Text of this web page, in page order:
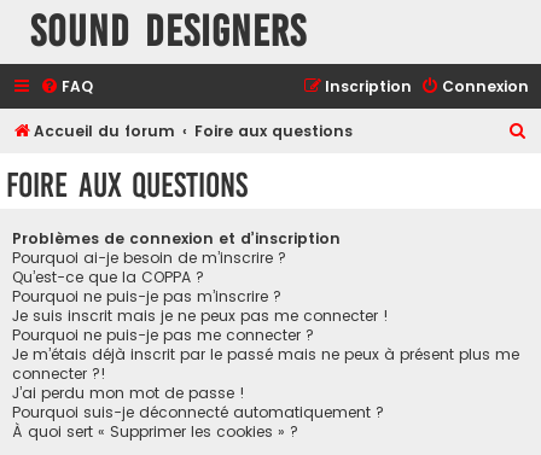
Sound Designers
FAQ Connexion
Inscription
Accueil du forum Foire aux questions
Foire aux questions
Problèmes de connexion et d’inscription
Pourquoi ai-je besoin de m’inscrire ?
Qu’est-ce que la COPPA ?
Pourquoi ne puis-je pas m’inscrire ?
Je suis inscrit mais je ne peux pas me connecter !
Pourquoi ne puis-je pas me connecter ?
Je m’étais déjà inscrit par le passé mais ne peux à présent plus me
connecter ?!
J’ai perdu mon mot de passe !
Pourquoi suis-je déconnecté automatiquement ?
À quoi sert « Supprimer les cookies » ?